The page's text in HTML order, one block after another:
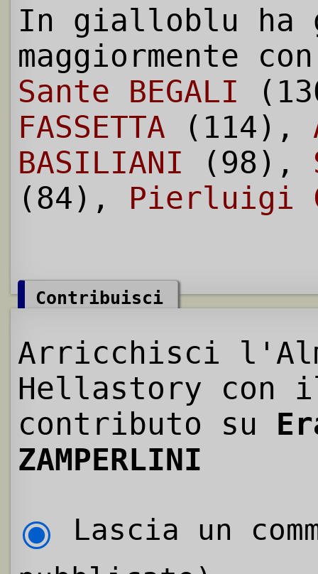
In gialloblu ha
maggiormente
Sante BEGALI
FASSETTA (114),
BASILIANI (98),
(84), Pierluigi
Contribuisci
Arricchisci
Hellastory con
contributo su
ZAMPERLINI
Lascia un